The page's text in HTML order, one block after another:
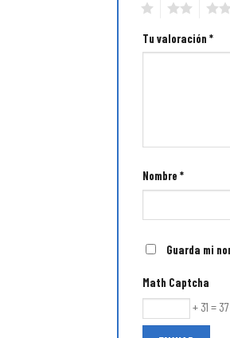
Tu valoración *
Nombre *
Guarda mi
Math Captcha
+ 31 = 37